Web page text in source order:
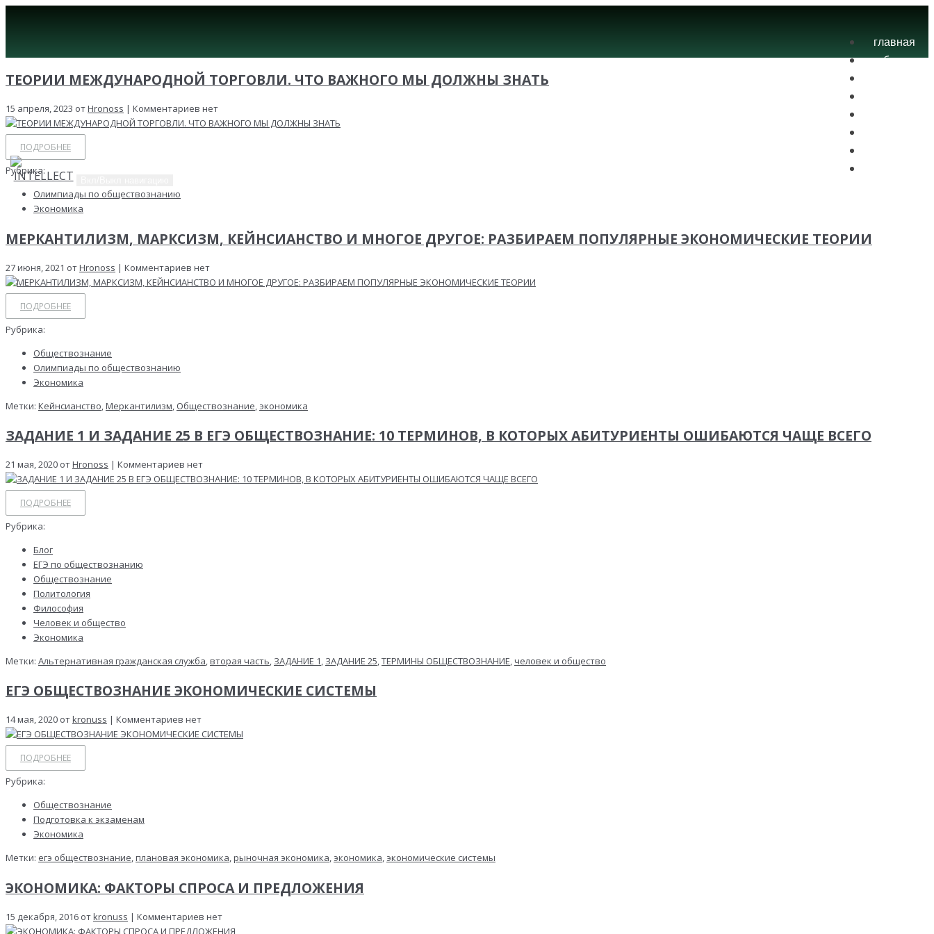
главная
блог
ТЕОРИИ МЕЖДУНАРОДНОЙ ТОРГОВЛИ. ЧТО ВАЖНОГО МЫ ДОЛЖНЫ ЗНАТЬ
15 апреля, 2023 отHronoss | Комментариев нет
ПОДРОБНЕЕ
Рубрика:
Олимпиады по обществознанию
Экономика
МЕРКАНТИЛИЗМ, МАРКСИЗМ, КЕЙНСИАНСТВО И МНОГОЕ ДРУГОЕ: РАЗБИРАЕМ ПОПУЛЯРНЫЕ ЭКОНОМИЧЕСКИЕ ТЕОРИИ
27 июня, 2021 отHronoss | Комментариев нет
ПОДРОБНЕЕ
Рубрика:
Обществознание
Олимпиады по обществознанию
Экономика
Метки: Кейнсианство,Меркантилизм, Обществознание, экономика
ЗАДАНИЕ 1 И ЗАДАНИЕ 25 В ЕГЭ ОБЩЕСТВОЗНАНИЕ: 10 ТЕРМИНОВ, В КОТОРЫХ АБИТУРИЕНТЫ ОШИБАЮТСЯ ЧАЩЕ ВСЕГО
21 мая, 2020 отHronoss | Комментариев нет
ПОДРОБНЕЕ
Рубрика:
Блог
ЕГЭ по обществознанию
Обществознание
Политология
Философия
Человек и общество
Экономика
Метки: Альтернативная гражданская служба,вторая часть, ЗАДАНИЕ 1, ЗАДАНИЕ 25,ТЕРМИНЫ ОБЩЕСТВОЗНАНИЕ,человек и общество
ЕГЭ ОБЩЕСТВОЗНАНИЕ ЭКОНОМИЧЕСКИЕ СИСТЕМЫ
14 мая, 2020 отkronuss | Комментариев нет
ПОДРОБНЕЕ
Рубрика:
Обществознание
Подготовка к экзаменам
Экономика
Метки: егэ обществознание,плановая экономика,рыночная экономика, экономика, экономические системы
ЭКОНОМИКА: ФАКТОРЫ СПРОСА И ПРЕДЛОЖЕНИЯ
15 декабря, 2016 отkronuss | Комментариев нет